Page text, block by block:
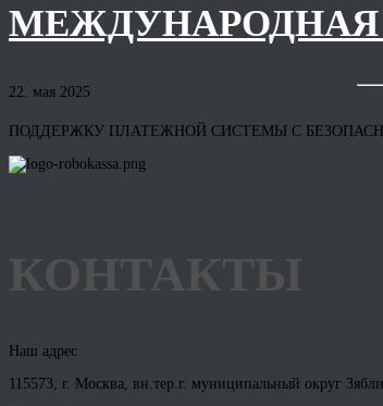
МЕЖДУНАРОДНАЯ
22. мая 2025
ПОДДЕРЖКУ ПЛАТЕЖНОЙ СИСТЕМЫ С
КОНТАКТЫ
Наш адрес
115573, г. Москва, вн.тер.г. муниципальный округ